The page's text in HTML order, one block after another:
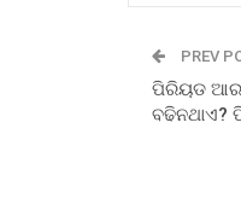
PREV
ପିରିୟଡ
ବଢିନଥାଏ?